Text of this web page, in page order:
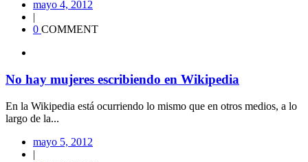
mayo 4, 2012
|
0 COMMENT
No hay mujeres escribiendo en Wikipedia
En la Wikipedia está ocurriendo lo mismo que en otros medios, a lo
largo de la...
mayo 5, 2012
|